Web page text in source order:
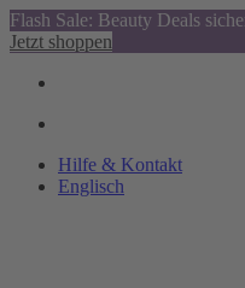
Flash Sale: Beauty Deals
Jetzt shoppen
Hilfe & Kontakt
Englisch